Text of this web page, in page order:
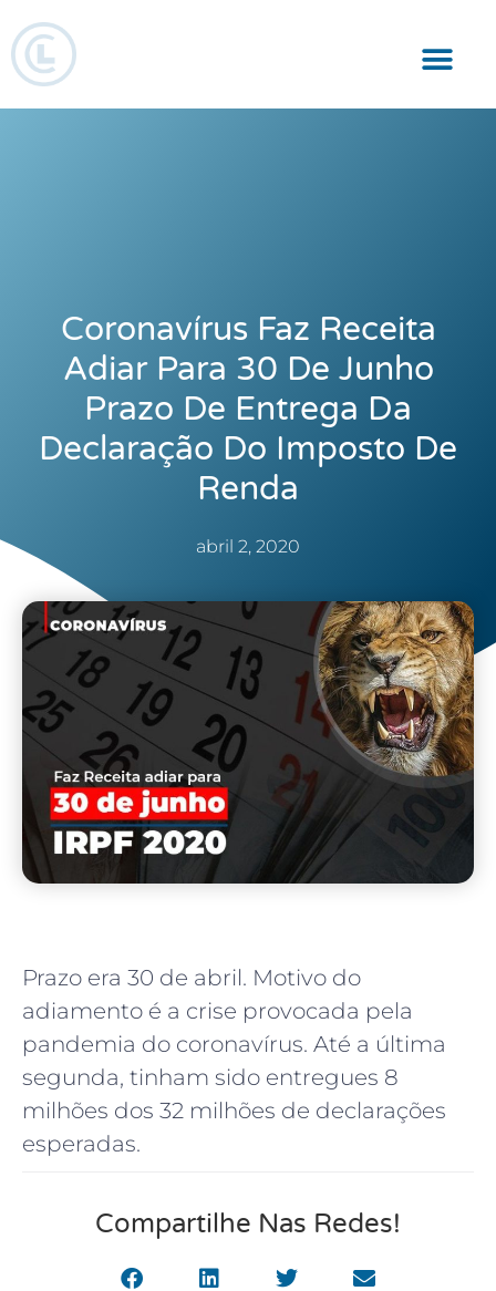
Coronavírus Faz Receita
Adiar Para 30 De Junho
Prazo De Entrega Da
Declaração Do Imposto De
Renda
abril 2, 2020
Prazo era 30 de abril. Motivo do
adiamento é a crise provocada pela
pandemia do coronavírus. Até a última
segunda, tinham sido entregues 8
milhões dos 32 milhões de declarações
esperadas.
Compartilhe Nas Redes!